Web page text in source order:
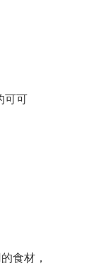
可可
食材，